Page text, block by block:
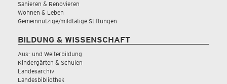
Sanieren & Renovieren
Wohnen & Leben
Gemeinnützige/mildtätige Stiftungen
BILDUNG & WISSENSCHAFT
Aus- und Weiterbildung
Kindergärten & Schulen
Landesarchiv
Landesbibliothek